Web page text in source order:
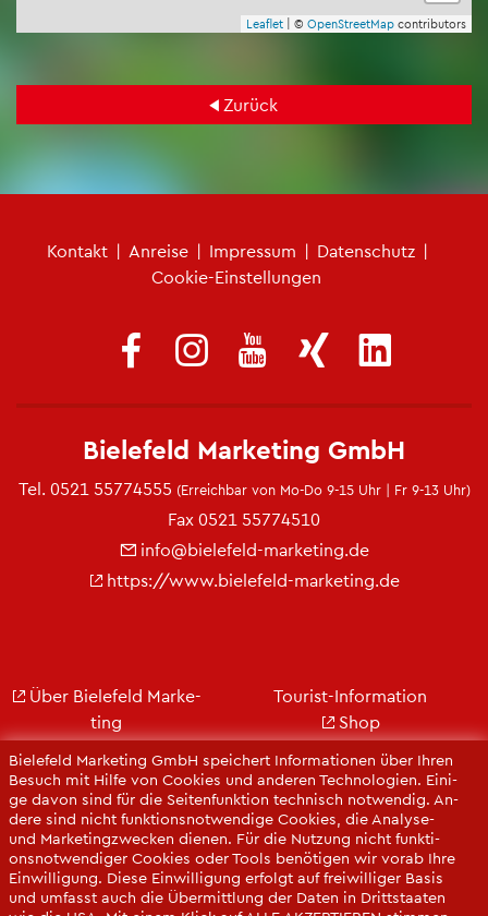
Leaf­let | © Open­Street­Map con­tri­bu­tors
Zu­rück
Kon­takt | An­rei­se | Im­pres­sum | Da­ten­schutz |
Coo­kie-Ein­stel­lun­gen
Bie­le­feld Mar­ke­ting GmbH spei­chert In­for­ma­tio­nen über Ihren
Be­such mit Hilfe von Coo­kies und an­de­ren Tech­no­lo­gi­en. Ei­ni­
ge davon sind für die Sei­ten­funk­ti­on tech­nisch not­wen­dig. An­
de­re sind nicht funk­ti­ons­not­wen­di­ge Coo­kies, die Ana­ly­se-
und Mar­ke­ting­zwe­cken die­nen. Für die Nut­zung nicht funk­ti­
ons­not­wen­di­ger Coo­kies oder Tools be­nö­ti­gen wir vorab Ihre
Ein­wil­li­gung. Diese Ein­wil­li­gung er­folgt auf frei­wil­li­ger Basis
und um­fasst auch die Über­mitt­lung der Daten in Dritt­staa­ten
Bie­le­feld Mar­ke­ting GmbH
Tel. 0521 55774555 (Er­reich­bar von Mo-Do 9-15 Uhr | Fr 9-13 Uhr)
Fax 0521 55774510
info@​bielefeld-​marketing.​de
https://​www.​bielefeld-​marketing.​de
Über Bie­le­feld Mar­ke­
ting
Jobs
Kon­takt
Ge­schäfts­be­richt
Pres­se
Tou­rist-In­for­ma­ti­on
Shop
City Bie­le­feld
Bie­le­feld-Gut­schein
Web­cams